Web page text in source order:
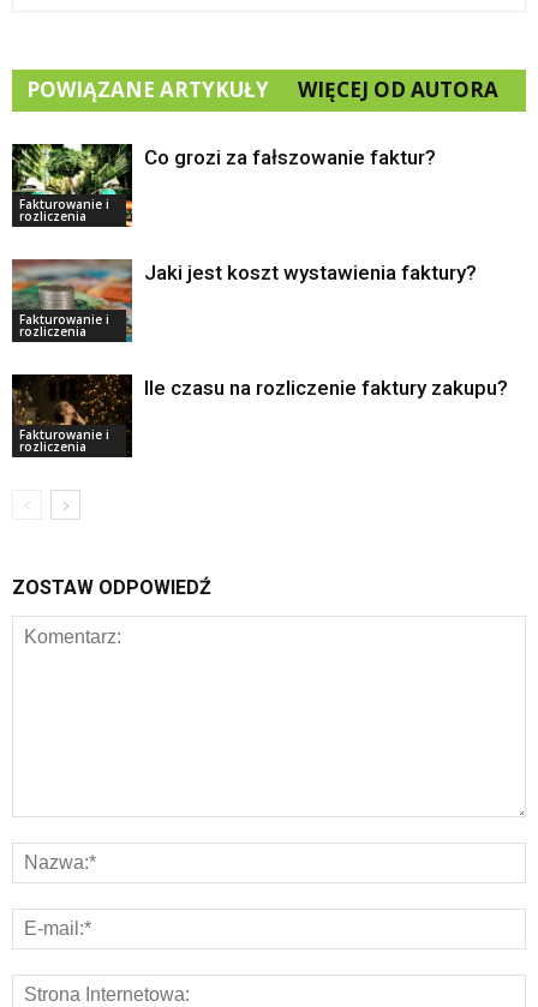
POWIĄZANE ARTYKUŁY WIĘCEJ OD AUTORA
Fakturowanie i
rozliczenia
Co grozi za fałszowanie faktur?
Fakturowanie i
rozliczenia
Jaki jest koszt wystawienia faktury?
Fakturowanie i
rozliczenia
Ile czasu na rozliczenie faktury zakupu?
ZOSTAW ODPOWIEDŹ